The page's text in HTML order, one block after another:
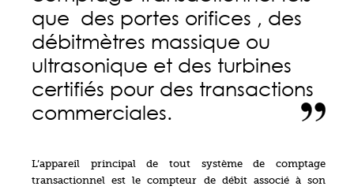
que des portes orifices , des
débitmètres massique ou
ultrasonique et des turbines
certifiés pour des transactions
commerciales.
L’appareil principal de tout système de comptage
transactionnel est le compteur de débit associé à son